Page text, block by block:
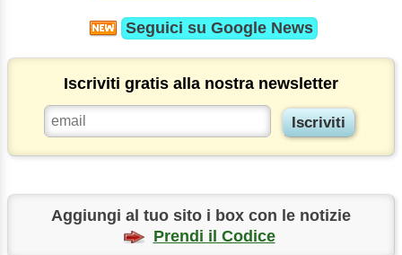
Seguici su Google News
Iscriviti gratis alla nostra newsletter
Aggiungi al tuo sito i box con le notizie
Prendi il Codice